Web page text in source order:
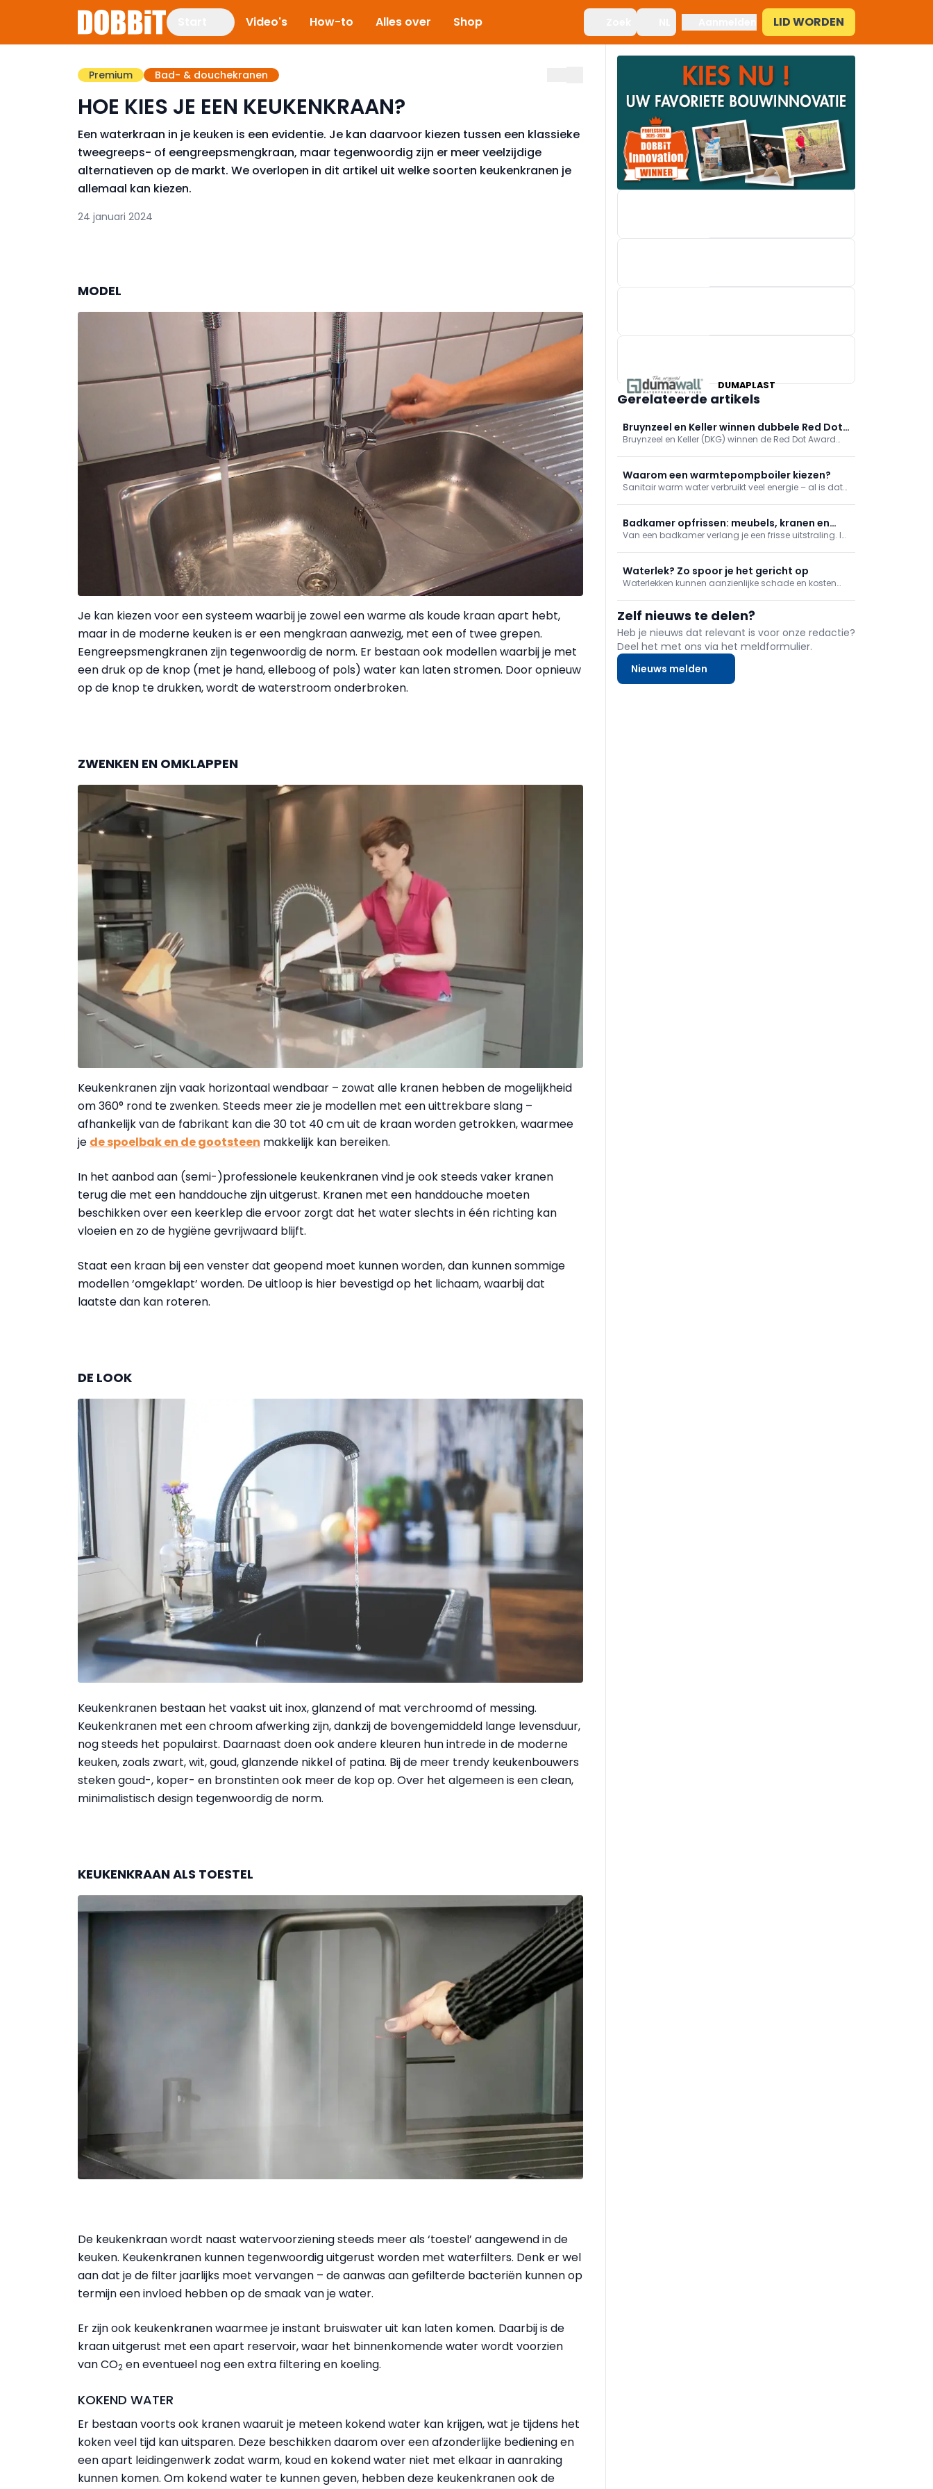
Video's How-to Alles over Shop LID WORDEN
Premium Bad- & douchekranen
HOE KIES JE EEN KEUKENKRAAN?
Een waterkraan in je keuken is een evidentie. Je kan daarvoor kiezen tussen een klassieke
tweegreeps- of eengreepsmengkraan, maar tegenwoordig zijn er meer veelzijdige
alternatieven op de markt. We overlopen in dit artikel uit welke soorten keukenkranen je
allemaal kan kiezen.
24 januari 2024
MODEL
Je kan kiezen voor een systeem waarbij je zowel een warme als koude kraan apart hebt,
maar in de moderne keuken is er een mengkraan aanwezig, met een of twee grepen.
Eengreepsmengkranen zijn tegenwoordig de norm. Er bestaan ook modellen waarbij je met
een druk op de knop (met je hand, elleboog of pols) water kan laten stromen. Door opnieuw
op de knop te drukken, wordt de waterstroom onderbroken.
ZWENKEN EN OMKLAPPEN
Keukenkranen zijn vaak horizontaal wendbaar – zowat alle kranen hebben de mogelijkheid
om 360° rond te zwenken. Steeds meer zie je modellen met een uittrekbare slang –
afhankelijk van de fabrikant kan die 30 tot 40 cm uit de kraan worden getrokken, waarmee
je de spoelbak en de gootsteen makkelijk kan bereiken.
In het aanbod aan (semi-)professionele keukenkranen vind je ook steeds vaker kranen
terug die met een handdouche zijn uitgerust. Kranen met een handdouche moeten
beschikken over een keerklep die ervoor zorgt dat het water slechts in één richting kan
vloeien en zo de hygiëne gevrijwaard blijft.
Staat een kraan bij een venster dat geopend moet kunnen worden, dan kunnen sommige
modellen ‘omgeklapt’ worden. De uitloop is hier bevestigd op het lichaam, waarbij dat
laatste dan kan roteren.
DE LOOK
Keukenkranen bestaan het vaakst uit inox, glanzend of mat verchroomd of messing.
Keukenkranen met een chroom afwerking zijn, dankzij de bovengemiddeld lange levensduur,
nog steeds het populairst. Daarnaast doen ook andere kleuren hun intrede in de moderne
keuken, zoals zwart, wit, goud, glanzende nikkel of patina. Bij de meer trendy keukenbouwers
steken goud-, koper- en bronstinten ook meer de kop op. Over het algemeen is een clean,
minimalistisch design tegenwoordig de norm.
KEUKENKRAAN ALS TOESTEL
De keukenkraan wordt naast watervoorziening steeds meer als ‘toestel’ aangewend in de
keuken. Keukenkranen kunnen tegenwoordig uitgerust worden met waterfilters. Denk er wel
aan dat je de filter jaarlijks moet vervangen – de aanwas aan gefilterde bacteriën kunnen op
termijn een invloed hebben op de smaak van je water.
Er zijn ook keukenkranen waarmee je instant bruiswater uit kan laten komen. Daarbij is de
kraan uitgerust met een apart reservoir, waar het binnenkomende water wordt voorzien
van CO2 en eventueel nog een extra filtering en koeling.
KOKEND WATER
Er bestaan voorts ook kranen waaruit je meteen kokend water kan krijgen, wat je tijdens het
koken veel tijd kan uitsparen. Deze beschikken daarom over een afzonderlijke bediening en
een apart leidingenwerk zodat warm, koud en kokend water niet met elkaar in aanraking
kunnen komen. Om kokend water te kunnen geven, hebben deze keukenkranen ook de
DUMAPLAST
Gerelateerde artikels
Bruynzeel en Keller winnen dubbele Red Dot
Award 2026 voor biobased keukens
Bruynzeel en Keller (DKG) winnen de Red Dot Award
Onafhankelijke erkenning van DKG’s duurzame,
schaalbare en betaalbare innovatie.
Waarom een warmtepompboiler kiezen?
Sanitair warm water verbruikt veel energie – al is dat
van de meest vooraanstaande besparende opties.
We vertellen je meer over de werking, de voor- of n
Badkamer opfrissen: meubels, kranen en
verwarming
Van een badkamer verlang je een frisse uitstraling. In
trendy badkamermeubilair, zuinige kranen en goede
verwarming.
Waterlek? Zo spoor je het gericht op
Waterlekken kunnen aanzienlijke schade en kosten
het efficiëntst zijn voor welke toepassingen.
Zelf nieuws te delen?
Heb je nieuws dat relevant is voor onze redactie?
Deel het met ons via het meldformulier.
Nieuws melden